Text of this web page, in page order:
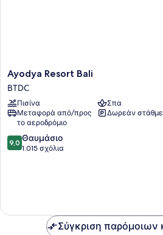
Ayodya
Resort
Bali
BTDC
Ayodya Resort Bali
BTDC
Πισίνα
Σπα
Μεταφορά από/προς
το αεροδρόμιο
Δωρεάν
9.0
στα
9,0 Θαυμάσιο
1.015 σχόλια
Σύγκριση παρόμοιων